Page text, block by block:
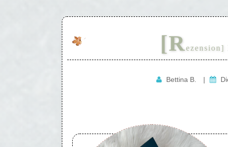
[R
Bettina B. |